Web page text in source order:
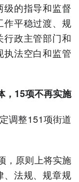
的指导和监督
作平稳过渡、规
政主管部门和
法空白和监管
，15项不再实施
调整151项街道
，原则上将实施
、法规、规章规